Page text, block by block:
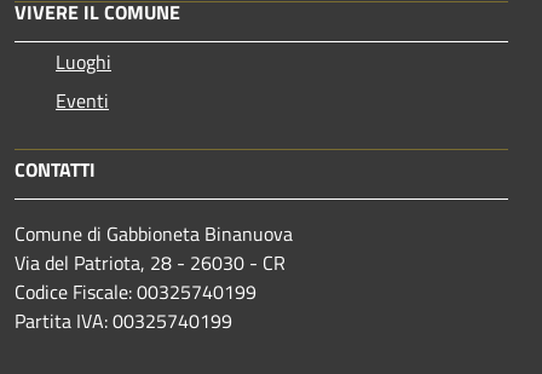
VIVERE IL COMUNE
Luoghi
Eventi
CONTATTI
Comune di Gabbioneta Binanuova
Via del Patriota, 28 - 26030 - CR
Codice Fiscale: 00325740199
Partita IVA: 00325740199